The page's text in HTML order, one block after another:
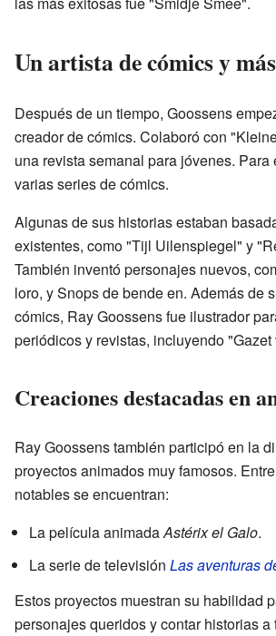
Un artista de cómics y más
Después de un tiempo, Goossens
creador de cómics. Colaboró con
una revista semanal para jóvenes. Para
varias series de cómics.
Algunas de sus historias estaban
existentes, como "Tijl Uilenspiegel" y
También inventó personajes nuevos,
loro, y Snops de bende en. Además de
cómics, Ray Goossens fue ilustrador
periódicos y revistas, incluyendo
Creaciones destacadas en
Ray Goossens también participó en la
proyectos animados muy famosos.
notables se encuentran:
La película animadaAstérix el Galo.
La serie de televisión Las aventuras
Estos proyectos muestran su habilidad
personajes queridos y contar historias a